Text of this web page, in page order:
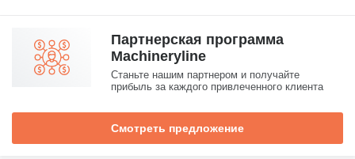
Партнерская программа
Machineryline
Станьте нашим партнером и получайте
прибыль за каждого привлеченного клиента
Смотреть предложение